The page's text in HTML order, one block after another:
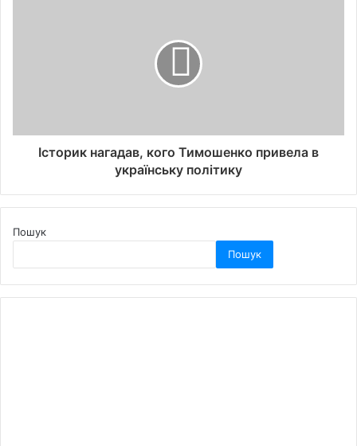
Історик нагадав, кого Тимошенко привела в
українську політику
Пошук
Пошук